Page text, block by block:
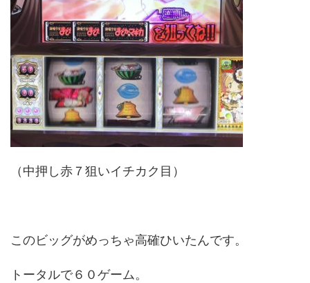
（中押し赤７狙いイチカク目）
このビッグがめっちゃ高確ひいたんです。
トータルで６０ゲーム。